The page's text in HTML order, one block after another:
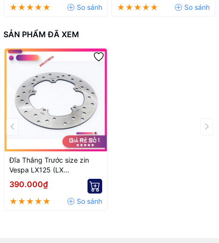
SẢN PHẨM ĐÃ XEM
Đĩa Thắng Trước size zin
Vespa LX125 (LX
125.ieLX150.ieSupe S
125Supe S 150ie)
390.000₫